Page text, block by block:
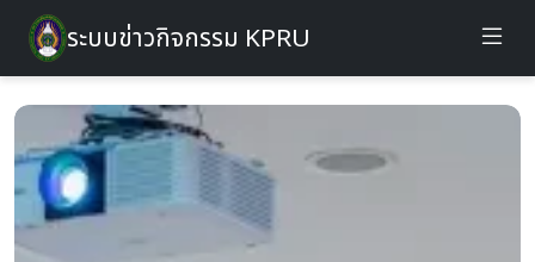
ระบบข่าวกิจกรรม KPRU